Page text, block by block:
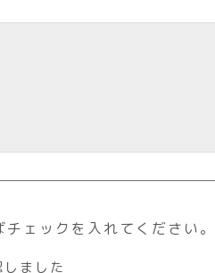
ェックを入れてください。
ました